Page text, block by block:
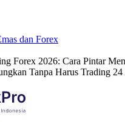
dan Forex
Forex 2026: Cara Pintar
Tanpa Harus Trading 24